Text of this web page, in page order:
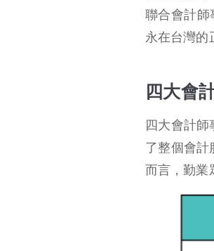
聯合會計師
永在台灣的
四大會
四大會計
了整個會計
而言，勤業